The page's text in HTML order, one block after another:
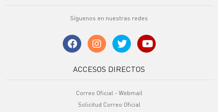
Síguenos en nuestras redes
ACCESOS DIRECTOS
Correo Oficial - Webmail
Solicitud Correo Oficial